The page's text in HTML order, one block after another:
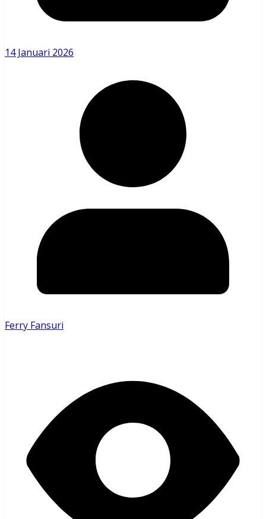
14 Januari 2026
Ferry Fansuri